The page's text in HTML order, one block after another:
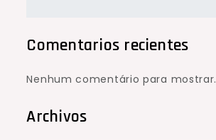
Comentarios recientes
Nenhum comentário para mostrar.
Archivos